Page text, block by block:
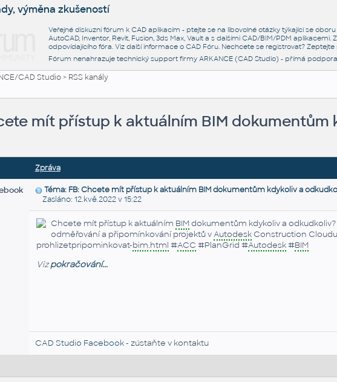
výměna zkušeností
Veřejné diskuzní fórum k CAD aplikacím - ptejte se na libovolné otázky týkající se
AutoCAD, Inventor, Revit, Fusion, 3ds Max, Vault a s dalšími CAD/BIM/PDM
odpovídajícího fóra. Viz další informace o CAD Fóru. Nechcete se registrovat? Zeptejte
Fórum nenahrazuje technický support firmy ARKANCE (CAD Studio) - přímá
CAD Studio> RSS kanály
mít přístup k aktuálním BIM dokumentům
Zpráva
Téma: FB: Chcete mít přístup k aktuálním BIM dokumentům kdykoliv a odkudko
Zasláno: 12.kvě.2022 v 15:22
Chcete mít přístup k aktuálním BIMdokumentům kdykoliv a
odměřování a připomínkování projektů vAutodeskConstruction
prohlizetpripominkovat-bim.html #ACC #PlanGrid #Autodesk#BIM
Vizpokračování...
CAD Studio Facebook- zústaňte v kontaktu